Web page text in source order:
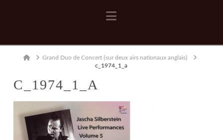
Navigation
HomeGrand Duo de Concert {sur deux airs nationaux anglais}
c_1974_1_a
C_1974_1_A